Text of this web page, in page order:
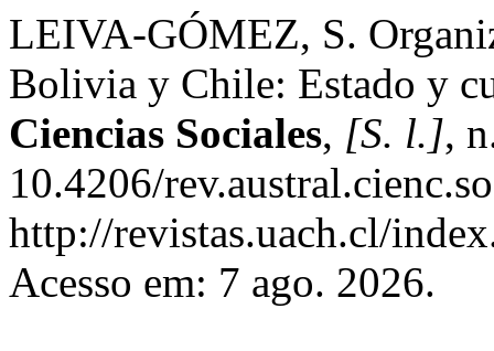
LEIVA-GÓMEZ, S.
Bolivia y Chile: Estado y
Ciencias Sociales, [S. l.],
10.4206/
http://revistas.uach.cl/
Acesso em: 7 ago. 2026.